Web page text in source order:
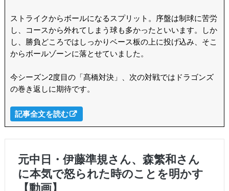
ストライクからボールになるスプリット。序盤は制球に苦労
し、コースから外れてしまう球も多かったといいます。しか
し、勝負どころではしっかりベース板の上に投げ込み、そこ
からボールゾーンに落とせていました。
今シーズン2度目の「髙橋対決」、次の対戦ではドラゴンズ
の巻き返しに期待です。
記事全文を読む